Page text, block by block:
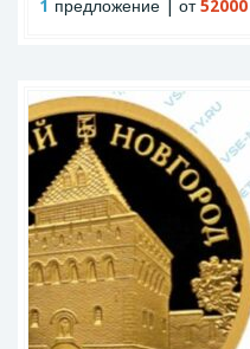
1 предложение | от52000